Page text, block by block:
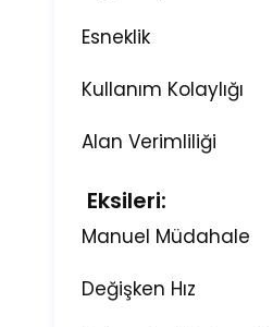
Esneklik
Kullanım Kolaylığı
Alan Verimliliği
Eksileri:
Manuel Müdahale
Değişken Hız